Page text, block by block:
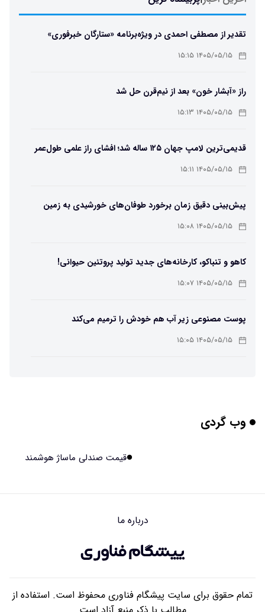
تقدیر از مصطفی احمدی در ویژه‌برنامه «ستارگان خبرفوری»
۱۴۰۵/۰۵/۱۵ ۱۵:۱۵
راز «آبشار خون» بعد از نیم‌قرن حل شد
۱۴۰۵/۰۵/۱۵ ۱۵:۱۳
قدیمی‌ترین لامپ جهان ۱۲۵ ساله شد؛ افشای راز علمی طول‌عمر
لامپ سنتنیال
۱۴۰۵/۰۵/۱۵ ۱۵:۱۱
پیش‌بینی دقیق زمان برخورد طوفان‌های خورشیدی به زمین
ممکن شد
۱۴۰۵/۰۵/۱۵ ۱۵:۰۸
کاهو و تنباکو، کارخانه‌های جدید تولید پروتئین حیوانی!
۱۴۰۵/۰۵/۱۵ ۱۵:۰۷
پوست مصنوعی زیر آب هم خودش را ترمیم می‌کند
۱۴۰۵/۰۵/۱۵ ۱۵:۰۵
برنج فضایی چین به مرحله برداشت رسید
ایرانی‌ها چقدر از هوش مصنوعی استفاده می‌کنند؟
وب گردی
قیمت صندلی ماساژ هوشمند
درباره ما
تمام حقوق برای سایت پیشگام فناوری محفوظ است. استفاده از